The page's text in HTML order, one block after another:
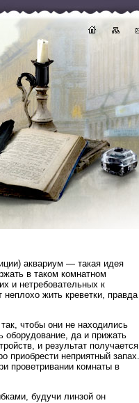
аквариум — такая идея
в таком комнатном
и нетребовательных к
жить креветки, правда
чтобы они не находились
оборудование, да и прижать
и результат получается
приобрести неприятный запах.
проветривании комнаты в
будучи линзой он